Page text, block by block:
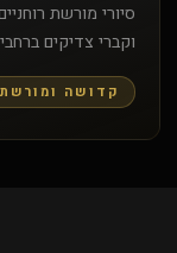
סיורי מורשת
וקברי צדיקים
קדושה ומורשת